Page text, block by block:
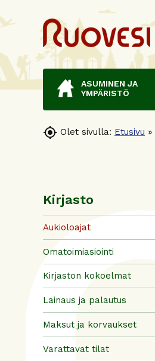
ASUMINEN JA
YMPÄRISTÖ
 Olet sivulla: Etusivu »
Kirjasto
Aukioloajat
Omatoimiasiointi
Kirjaston kokoelmat
Lainaus ja palautus
Maksut ja korvaukset
Varattavat tilat